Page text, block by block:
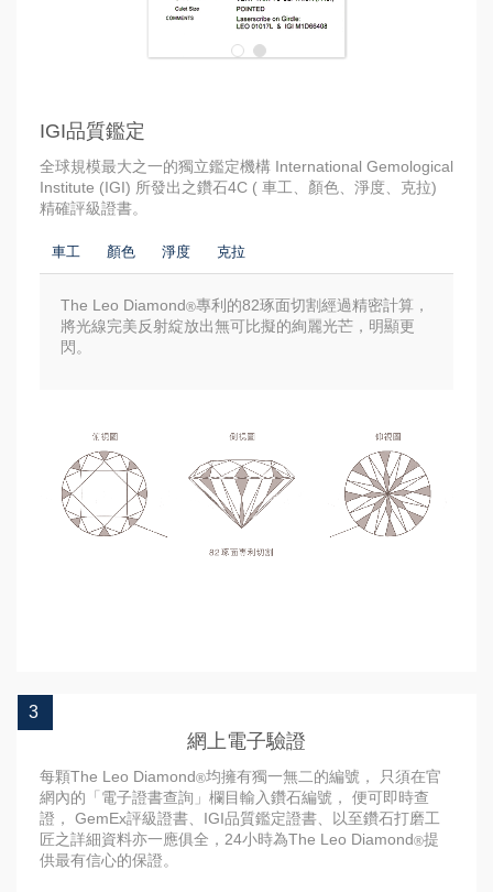
IGI品質鑑定
全球規模最大之一的獨立鑑定機構 International Gemological
Institute (IGI) 所發出之鑽石4C ( 車工、顏色、淨度、克拉)
精確評級證書。
車工 顏色 淨度 克拉
The Leo Diamond®專利的82琢面切割經過精密計算，
將光線完美反射綻放出無可比擬的絢麗光芒，明顯更
閃。
3
網上電子驗證
每顆The Leo Diamond®均擁有獨一無二的編號， 只須在官
網內的「電子證書查詢」欄目輸入鑽石編號， 便可即時查
證， GemEx評級證書、IGI品質鑑定證書、以至鑽石打磨工
匠之詳細資料亦一應俱全，24小時為The Leo Diamond®提
供最有信心的保證。